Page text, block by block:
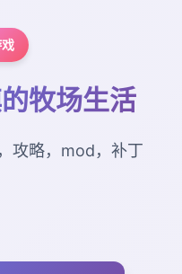
牧场生活
攻略，mod，补丁